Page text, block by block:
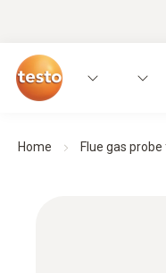
Home Flue gas